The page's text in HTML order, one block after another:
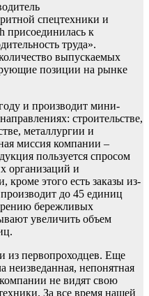
спецтехники и
присоединилась к
труда».
выпускаемых
позиции на рынке
и производит мини-
строительстве,
металлургии и
миссия компании –
пользуется спросом
организаций и
кроме этого есть заказы из-
до 45 единиц
бережливых
увеличить объем
из первопроходцев. Еще
неизведанная, непонятная
не видят свою
За все время нашей